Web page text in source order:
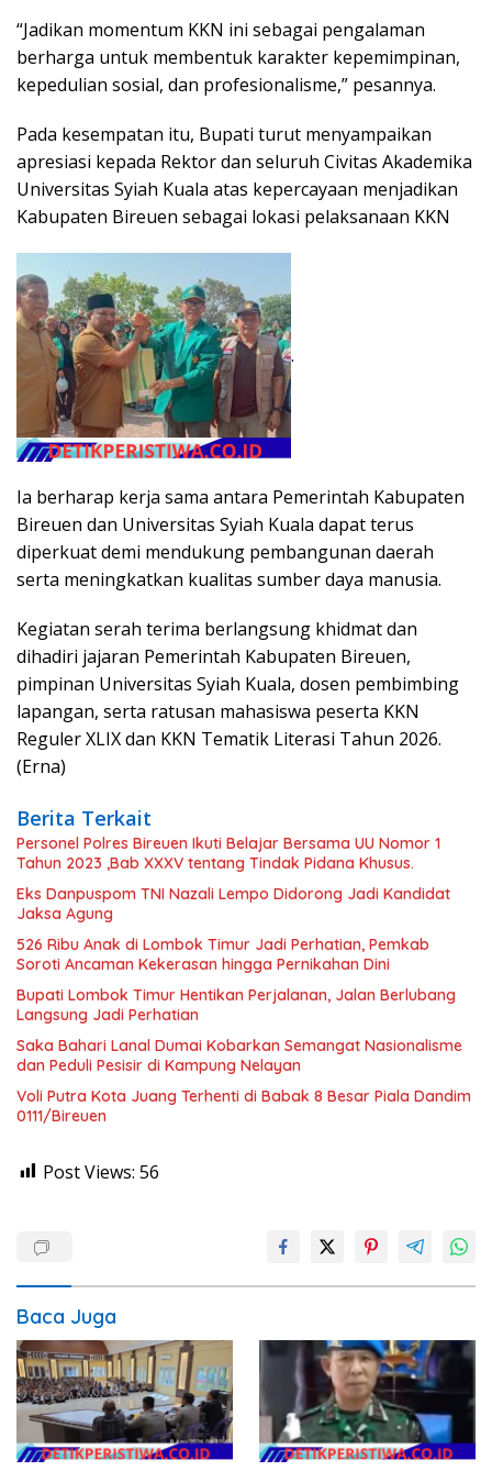
“Jadikan momentum KKN ini sebagai pengalaman
berharga untuk membentuk karakter kepemimpinan,
kepedulian sosial, dan profesionalisme,” pesannya.
Pada kesempatan itu, Bupati turut menyampaikan
apresiasi kepada Rektor dan seluruh Civitas Akademika
Universitas Syiah Kuala atas kepercayaan menjadikan
Kabupaten Bireuen sebagai lokasi pelaksanaan KKN
.
Ia berharap kerja sama antara Pemerintah Kabupaten
Bireuen dan Universitas Syiah Kuala dapat terus
diperkuat demi mendukung pembangunan daerah
serta meningkatkan kualitas sumber daya manusia.
Kegiatan serah terima berlangsung khidmat dan
dihadiri jajaran Pemerintah Kabupaten Bireuen,
pimpinan Universitas Syiah Kuala, dosen pembimbing
lapangan, serta ratusan mahasiswa peserta KKN
Reguler XLIX dan KKN Tematik Literasi Tahun 2026.
(Erna)
Berita Terkait
Personel Polres Bireuen Ikuti Belajar Bersama UU Nomor 1
Tahun 2023 ,Bab XXXV tentang Tindak Pidana Khusus.
Eks Danpuspom TNI Nazali Lempo Didorong Jadi Kandidat
Jaksa Agung
526 Ribu Anak di Lombok Timur Jadi Perhatian, Pemkab
Soroti Ancaman Kekerasan hingga Pernikahan Dini
Bupati Lombok Timur Hentikan Perjalanan, Jalan Berlubang
Langsung Jadi Perhatian
Saka Bahari Lanal Dumai Kobarkan Semangat Nasionalisme
dan Peduli Pesisir di Kampung Nelayan
Voli Putra Kota Juang Terhenti di Babak 8 Besar Piala Dandim
0111/Bireuen
Post Views: 56
Baca Juga